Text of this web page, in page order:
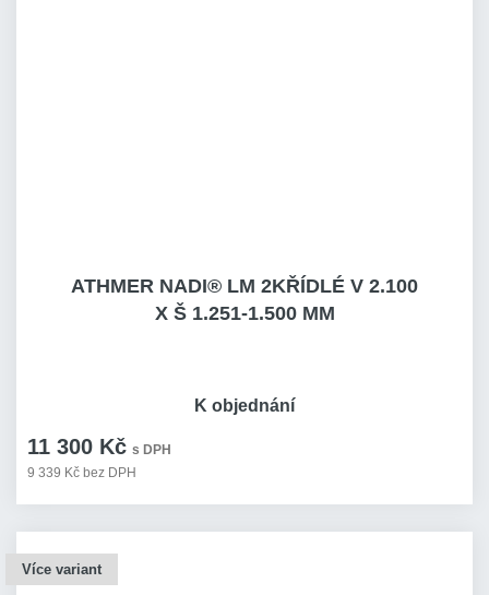
ATHMER NADI® LM 2KŘÍDLÉ V 2.100
X Š 1.251-1.500 MM
11 300 Kč s DPH
9 339 Kč bez DPH
K objednání
Více variant